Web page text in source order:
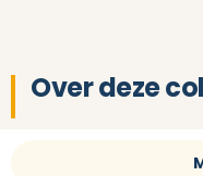
Over deze